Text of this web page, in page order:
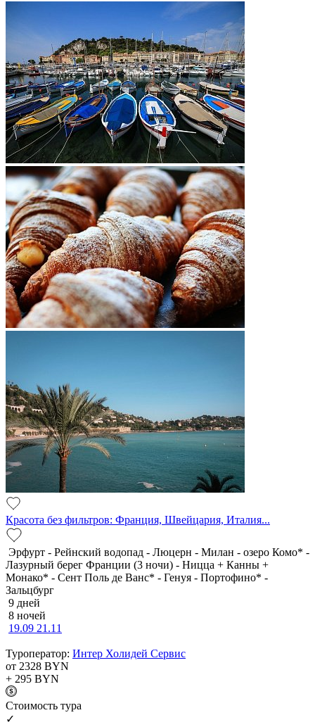
Красота без фильтров: Франция, Швейцария, Италия...
Эрфурт - Рейнский водопад - Люцерн - Милан - озеро Комо* -
Лазурный берег Франции (3 ночи) - Ницца + Канны +
Монако* - Сент Поль де Ванс* - Генуя - Портофино* -
Зальцбург
9 дней
8 ночей
19.09 21.11
Туроператор: Интер Холидей Сервис
от 2328 BYN
+ 295 BYN
Cтоимость тура
✓